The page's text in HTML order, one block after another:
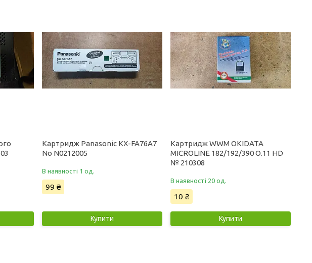
Картридж Panasonic KX-FA76A7
No N0212005
В наявності 1 од.
99 ₴
Купити
Картридж WWM OKIDATA
MICROLINE 182/192/390 O.11 HD
№ 210308
В наявності 20 од.
10 ₴
Купити